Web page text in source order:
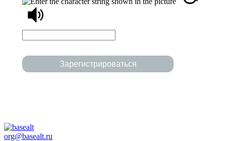
Зарегистрироваться
org@basealt.ru